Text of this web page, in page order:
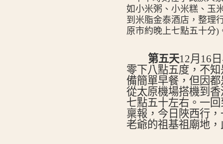
如小米粥、小米糕、玉
到米脂金泰酒店，整理
原市約晚上七點五十分
第五天12月16日
零下八點五度，不
備簡單早餐，但因
從太原機場搭機到
七點五十左右。一
稟報，今日陜西行
老爺的祖基祖廟地